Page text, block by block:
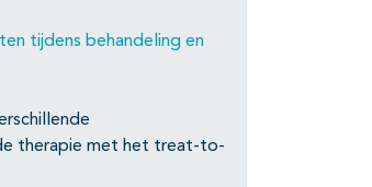
tijdens behandeling en
therapie met het treat-to-